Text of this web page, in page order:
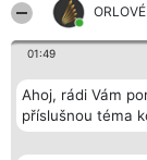
01:49
Ahoj, rádi Vám
příslušnou téma
Bright Side Solutions sp.